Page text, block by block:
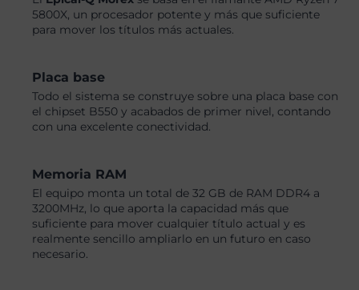
5800X, un procesador potente y más que suficiente
para mover los títulos más actuales.
Placa base
Todo el sistema se construye sobre una placa base con
el chipset B550 y acabados de primer nivel, contando
con una excelente conectividad.
Memoria RAM
El equipo monta un total de 32 GB de RAM DDR4 a
3200MHz, lo que aporta la capacidad más que
suficiente para mover cualquier título actual y es
realmente sencillo ampliarlo en un futuro en caso
necesario.